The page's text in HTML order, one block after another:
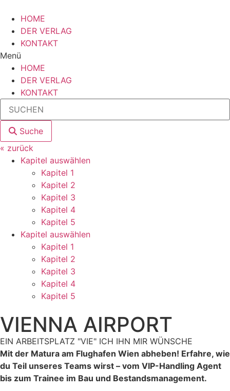
Inhalt
wechseln
HOME
DER VERLAG
KONTAKT
Menü
HOME
DER VERLAG
KONTAKT
Suche
« zurück
Kapitel auswählen
Kapitel 1
Kapitel 2
Kapitel 3
Kapitel 4
Kapitel 5
Kapitel auswählen
Kapitel 1
Kapitel 2
Kapitel 3
Kapitel 4
Kapitel 5
VIENNA AIRPORT
EIN ARBEITSPLATZ "VIE" ICH IHN MIR WÜNSCHE
Mit der Matura am Flughafen Wien abheben! Erfahre, wie
du Teil unseres Teams wirst – vom VIP-Handling Agent
bis zum Trainee im Bau und Bestandsmanagement.